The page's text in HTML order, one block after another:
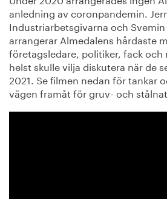
anledning av coronpandemin.
Industriarbetsgivarna och
arrangerar Almedalens hårdaste
företagsledare, politiker, fack och
helst skulle vilja diskutera när de
2021. Se filmen nedan för tankar
vägen framåt för gruv- och